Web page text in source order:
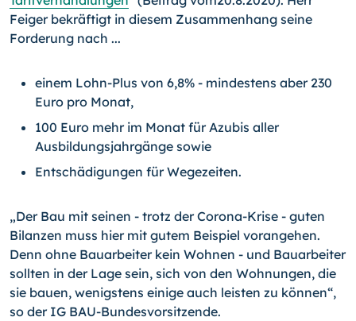
Feiger bekräftigt in diesem Zusammenhang seine
Forderung nach ...
einem Lohn-Plus von 6,8% - mindestens aber 230
Euro pro Monat,
100 Euro mehr im Monat für Azubis aller
Ausbildungsjahrgänge sowie
Entschädigungen für Wegezeiten.
„Der Bau mit seinen - trotz der Corona-Krise - guten
Bilanzen muss hier mit gutem Beispiel vorangehen.
Denn ohne Bauarbeiter kein Wohnen - und Bauarbeiter
sollten in der Lage sein, sich von den Wohnungen, die
sie bauen, wenigstens einige auch leisten zu können“,
so der IG BAU-Bundesvorsitzende.